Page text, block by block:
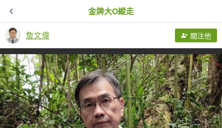
金牌大O縱走
詹文偉 關注他